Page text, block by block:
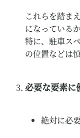
これらを踏ま
になっている
特に、駐車ス
の位置などは
必要な要素に
絶対に必